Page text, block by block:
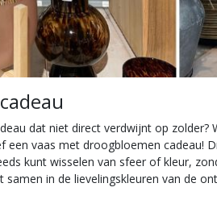
dat niet direct verdwijnt op
een vaas met droogbloemen
kunt wisselen van sfeer of kleur,
samen in de lievelingskleuren van de